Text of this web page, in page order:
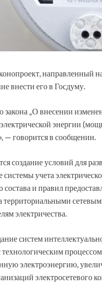
направленный
внести его в Госдуму.
закона „О внесении
энергии
— говорится в сообщении.
создание условий для
системы учета
и правил
территориальными
электричества.
систем
электроэнергию,
электросетевого